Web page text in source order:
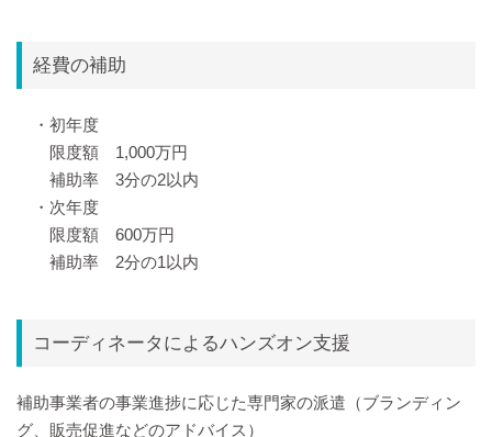
経費の補助
・初年度
限度額 1,000万円
補助率 3分の2以内
・次年度
限度額 600万円
補助率 2分の1以内
コーディネータによるハンズオン支援
補助事業者の事業進捗に応じた専門家の派遣（ブランディン
グ、販売促進などのアドバイス）